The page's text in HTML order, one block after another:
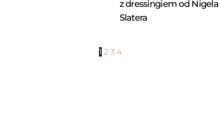
z dressingiem od Nigela
Slatera
1 2 3 4